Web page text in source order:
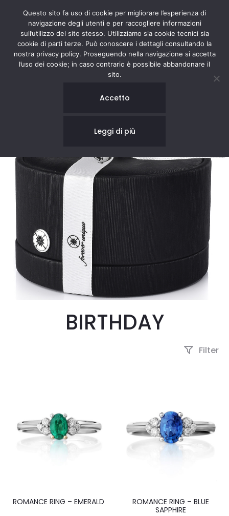
BIRTHDAY
Filter
ROMANCE RING – EMERALD
ROMANCE RING – BLUE
SAPPHIRE
Questo sito fa uso di cookie per migliorare l’esperienza di
navigazione degli utenti e per raccogliere informazioni
sull’utilizzo del sito stesso. Utilizziamo sia cookie tecnici sia
cookie di parti terze. Può conoscere i dettagli consultando la
nostra privacy policy. Proseguendo nella navigazione si accetta
l’uso dei cookie; in caso contrario è possibile abbandonare il
sito.
Accetto
Leggi di più